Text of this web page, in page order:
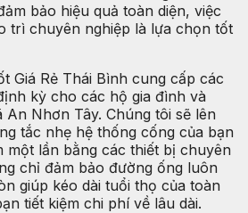
bảo hiệu quả toàn diện, việc
trì chuyên nghiệp là lựa chọn tốt
Giá Rẻ Thái Bình cung cấp các
kỳ cho các hộ gia đình và
An Nhơn Tây. Chúng tôi sẽ lên
tắc nhẹ hệ thống cống của bạn
một lần bằng các thiết bị chuyên
chỉ đảm bảo đường ống luôn
giúp kéo dài tuổi thọ của toàn
tiết kiệm chi phí về lâu dài.